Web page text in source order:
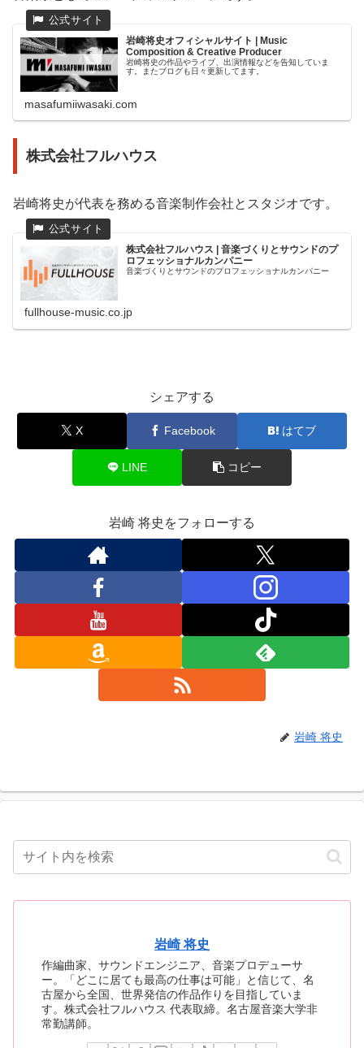
岩崎将史オフィシャルサイト | Music
Composition & Creative Producer
岩崎将史の作品やライブ、出演情報などを告知していま
す。またブログも日々更新してます。
masafumiiwasaki.com
株式会社フルハウス
岩崎将史が代表を務める音楽制作会社とスタジオです。
株式会社フルハウス | 音楽づくりとサウンドのプ
ロフェッショナルカンパニー
音楽づくりとサウンドのプロフェッショナルカンパニー
fullhouse-music.co.jp
シェアする
X Facebook はてブ
LINE コピー
岩崎 将史をフォローする
岩崎 将史
岩崎 将史
作編曲家、サウンドエンジニア、音楽プロデューサ
ー。「どこに居ても最高の仕事は可能」と信じて、名
古屋から全国、世界発信の作品作りを目指していま
す。株式会社フルハウス 代表取締。名古屋音楽大学非
常勤講師。